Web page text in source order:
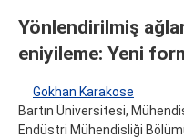
Yönlendirilmiş
eniyileme: Yeni
Gokhan Karakose
Bartın Üniversitesi,
Endüstri Mühendisliği